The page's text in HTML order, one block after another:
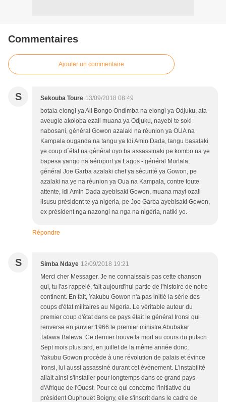
Commentaires
Ajouter un commentaire
S Sekouba Toure 13/09/2018 08:49
botala elongi ya Ali Bongo Ondimba na elongi ya Odjuku, ata
aveugle akoloba ezali muana ya Odjuku, nayebi te soki
nabosani, général Gowon azalaki na réunion ya OUA na
Kampala ouganda na tangu ya Idi Amin Dada, tangu basalaki
ye coup d´état na général oyo ba assassinaki pe kombo na ye
bapesa yango na aéroport ya Lagos - général Murtala,
général Joe Garba azalaki chef ya sécurité ya Gowon, pe
azalaki na ye na réunion ya Oua na Kampala, contre toute
attente, Idi Amin Dada ayebisaki Gowon, muana mayi ozali
lisusu président te ya nigeria, pe Joe Garba ayebisaki Gowon,
ex président nga nazongi na nga na nigéria, natiki yo.
Répondre
S Simba Ndaye 12/09/2018 19:21
Merci cher Messager. Je ne connaissais pas cette chanson
qui, tu l'as rappelé, fait aujourd'hui partie de l'histoire de notre
continent. En fait, Yakubu Gowon n'a pas initié la série des
coups d'état militaires au Nigeria. Le véritable auteur du
premier coup d'état dans ce pays était le général Ironsi qui
renverse en janvier 1966 le premier ministre Abubakar
Tafawa Balewa. Ce dernier trouve la mort au cours du putsch.
Sept mois plus tard, en juillet de la même année donc,
Yakubu Gowon procède à une révolution de palais et évince
Ironsi, lui aussi assassiné durant cet évènement. L'instabilité
allait ainsi s'installer pour longtemps dans ce grand pays
d'Afrique de l'Ouest. Pour ce qui concerne l'initiative du
président Ouphouët Boigny, elle s'inscrit dans le cadre de